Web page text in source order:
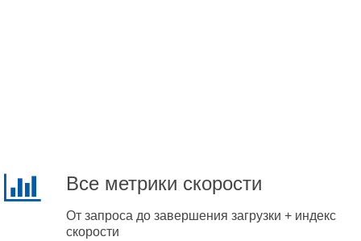
Все метрики скорости
От запроса до завершения загрузки + индекс
скорости